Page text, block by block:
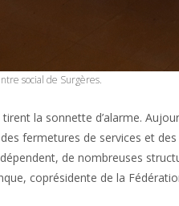
social de Surgères.
la sonnette d’alarme.
fermetures de services et
de nombreuses
coprésidente de la